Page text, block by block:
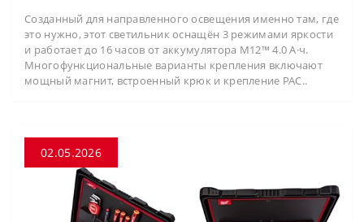
Созданный для направленного освещения именно там, где
это нужно, этот светильник оснащён 3 режимами яркости
и работает до 16 часов от аккумулятора M12™ 4.0 А·ч.
Многофункциональные варианты крепления включают
мощный магнит, встроенный крюк и крепление PAC..
02.05.2026